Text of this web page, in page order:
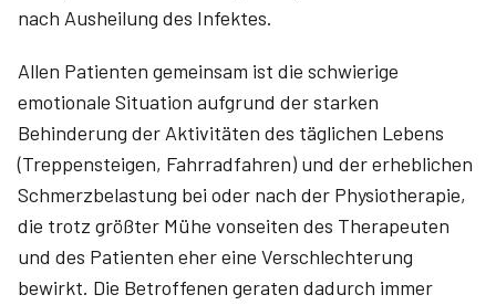
nach Ausheilung des Infektes.
Allen Patienten gemeinsam ist die schwierige
emotionale Situation aufgrund der starken
Behinderung der Aktivitäten des täglichen Lebens
(Treppensteigen, Fahrradfahren) und der erheblichen
Schmerzbelastung bei oder nach der Physiotherapie,
die trotz größter Mühe vonseiten des Therapeuten
und des Patienten eher eine Verschlechterung
bewirkt. Die Betroffenen geraten dadurch immer